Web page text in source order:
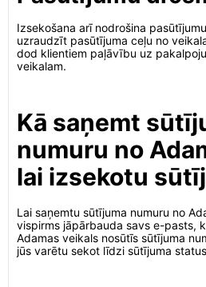
Izsekošana arī nodrošina
uzraudzīt pasūtījuma ceļu no
dod klientiem paļāvību uz
veikalam.
Kā saņemt
numuru no
lai izsekotu
Lai saņemtu sūtījuma numuru no
vispirms jāpārbauda savs e-pasts,
Adamas veikals nosūtīs sūtījuma
jūs varētu sekot līdzi sūtījuma